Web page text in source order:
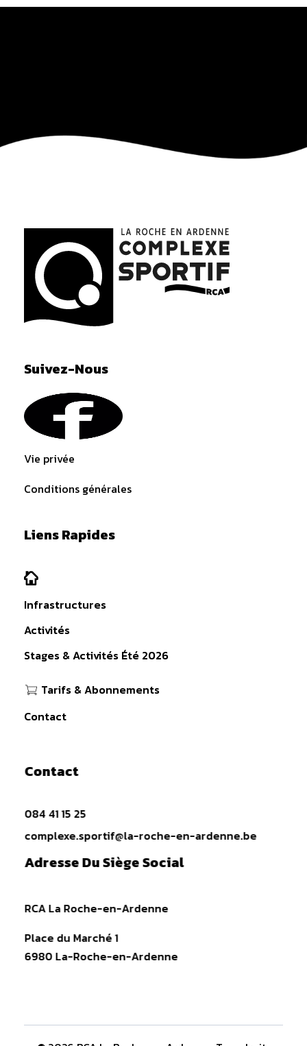
Suivez-Nous
Vie privée
Conditions générales
Liens Rapides
Infrastructures
Activités
Stages & Activités Été 2026
Tarifs & Abonnements
Contact
Contact
084 41 15 25
complexe.sportif@la-roche-en-ardenne.be
Adresse Du Siège Social
RCA La Roche-en-Ardenne
Place du Marché 1
6980 La-Roche-en-Ardenne